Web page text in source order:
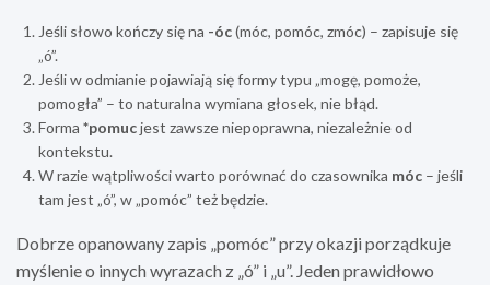
Jeśli słowo kończy się na -óc(móc, pomóc, zmóc) – zapisuje się
„ó”.
Jeśli w odmianie pojawiają się formy typu „mogę, pomoże,
pomogła” – to naturalna wymiana głosek, nie błąd.
Forma *pomucjest zawsze niepoprawna, niezależnie od
kontekstu.
W razie wątpliwości warto porównać do czasownika móc – jeśli
tam jest „ó”, w „pomóc” też będzie.
Dobrze opanowany zapis „pomóc” przy okazji porządkuje
myślenie o innych wyrazach z „ó” i „u”. Jeden prawidłowo